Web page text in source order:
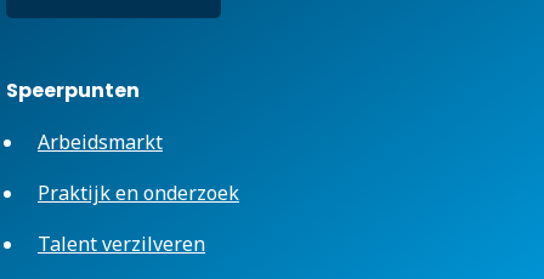
Speerpunten
Arbeidsmarkt
Praktijk en onderzoek
Talent verzilveren